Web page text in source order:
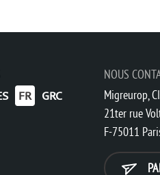
FR
GRC
NOUS
Migreurop,
21ter rue
F-75011